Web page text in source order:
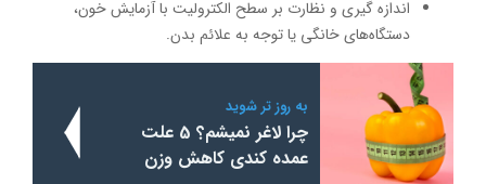
اندازه گیری و نظارت بر سطح الکترولیت با آزمایش خون،
دستگاه‌های خانگی یا توجه به علائم بدن.
به روز تر شوید
چرا لاغر نمیشم؟ 5 علت
عمده کندی کاهش وزن